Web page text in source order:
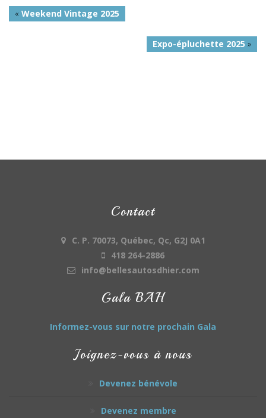
« Weekend Vintage 2025
Expo-épluchette 2025 »
Contact
C. P. 70073, Québec, Qc, G2J 0A1
418 264-2886
info@bellesautosdhier.com
Gala BAH
Informez-vous sur notre prochain Gala
Joignez-vous à nous
Devenez bénévole
Devenez membre